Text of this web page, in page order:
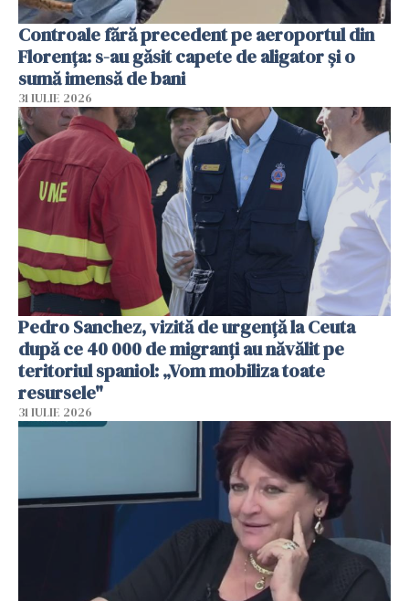
Controale fără precedent pe aeroportul din
Florența: s-au găsit capete de aligator și o
sumă imensă de bani
31 IULIE 2026
Pedro Sanchez, vizită de urgență la Ceuta
după ce 40 000 de migranți au năvălit pe
teritoriul spaniol: „Vom mobiliza toate
resursele"
31 IULIE 2026